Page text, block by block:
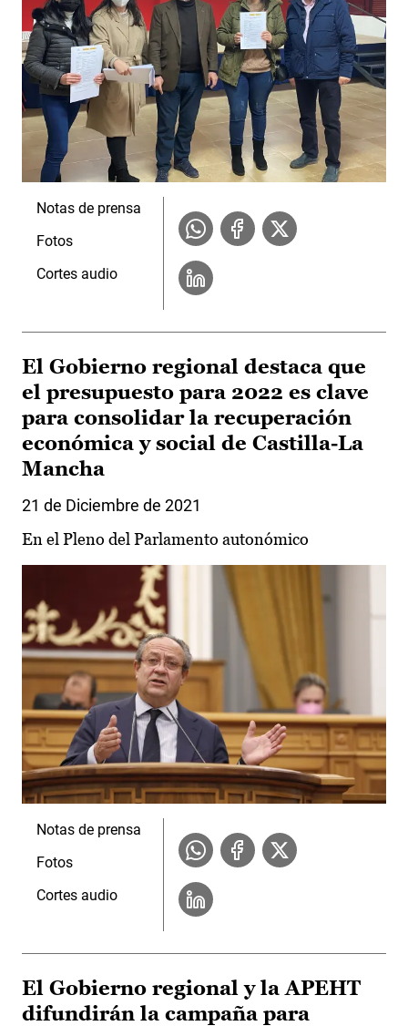
Notas de prensa
Fotos
Cortes audio
El Gobierno regional destaca que
el presupuesto para 2022 es clave
para consolidar la recuperación
económica y social de Castilla-La
Mancha
21 de Diciembre de 2021
En el Pleno del Parlamento autonómico
Notas de prensa
Fotos
Cortes audio
El Gobierno regional y la APEHT
difundirán la campaña para